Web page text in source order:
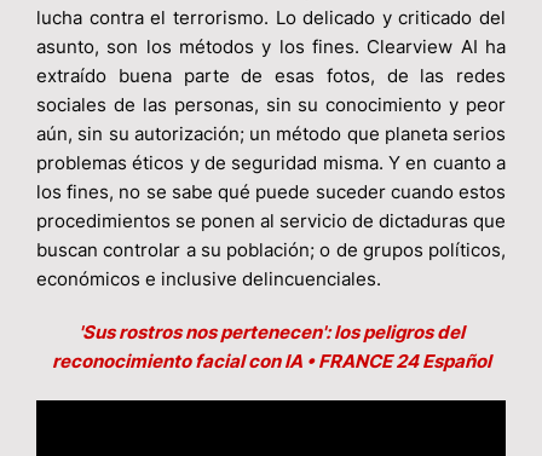
lucha contra el terrorismo. Lo delicado y criticado del
asunto, son los métodos y los fines. Clearview AI ha
extraído buena parte de esas fotos, de las redes
sociales de las personas, sin su conocimiento y peor
aún, sin su autorización; un método que planeta serios
problemas éticos y de seguridad misma. Y en cuanto a
los fines, no se sabe qué puede suceder cuando estos
procedimientos se ponen al servicio de dictaduras que
buscan controlar a su población; o de grupos políticos,
económicos e inclusive delincuenciales.
'Sus rostros nos pertenecen': los peligros del
reconocimiento facial con IA • FRANCE 24 Español